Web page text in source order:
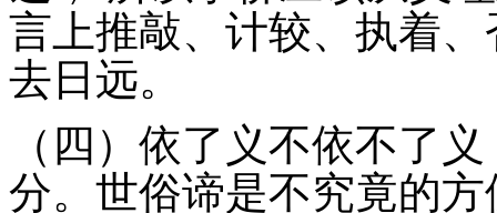
言上推敲、计较、执着
去日远。
（四）依了义不依不了
分。世俗谛是不究竟的